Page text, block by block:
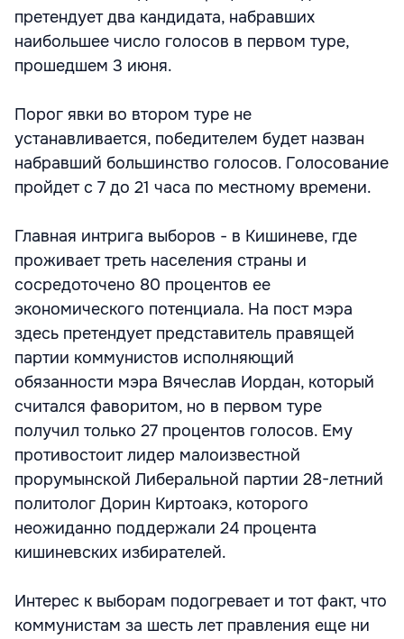
претендует два кандидата, набравших
наибольшее число голосов в первом туре,
прошедшем 3 июня.
Порог явки во втором туре не
устанавливается, победителем будет назван
набравший большинство голосов. Голосование
пройдет с 7 до 21 часа по местному времени.
Главная интрига выборов - в Кишиневе, где
проживает треть населения страны и
сосредоточено 80 процентов ее
экономического потенциала. На пост мэра
здесь претендует представитель правящей
партии коммунистов исполняющий
обязанности мэра Вячеслав Иордан, который
считался фаворитом, но в первом туре
получил только 27 процентов голосов. Ему
противостоит лидер малоизвестной
прорумынской Либеральной партии 28-летний
политолог Дорин Киртоакэ, которого
неожиданно поддержали 24 процента
кишиневских избирателей.
Интерес к выборам подогревает и тот факт, что
коммунистам за шесть лет правления еще ни